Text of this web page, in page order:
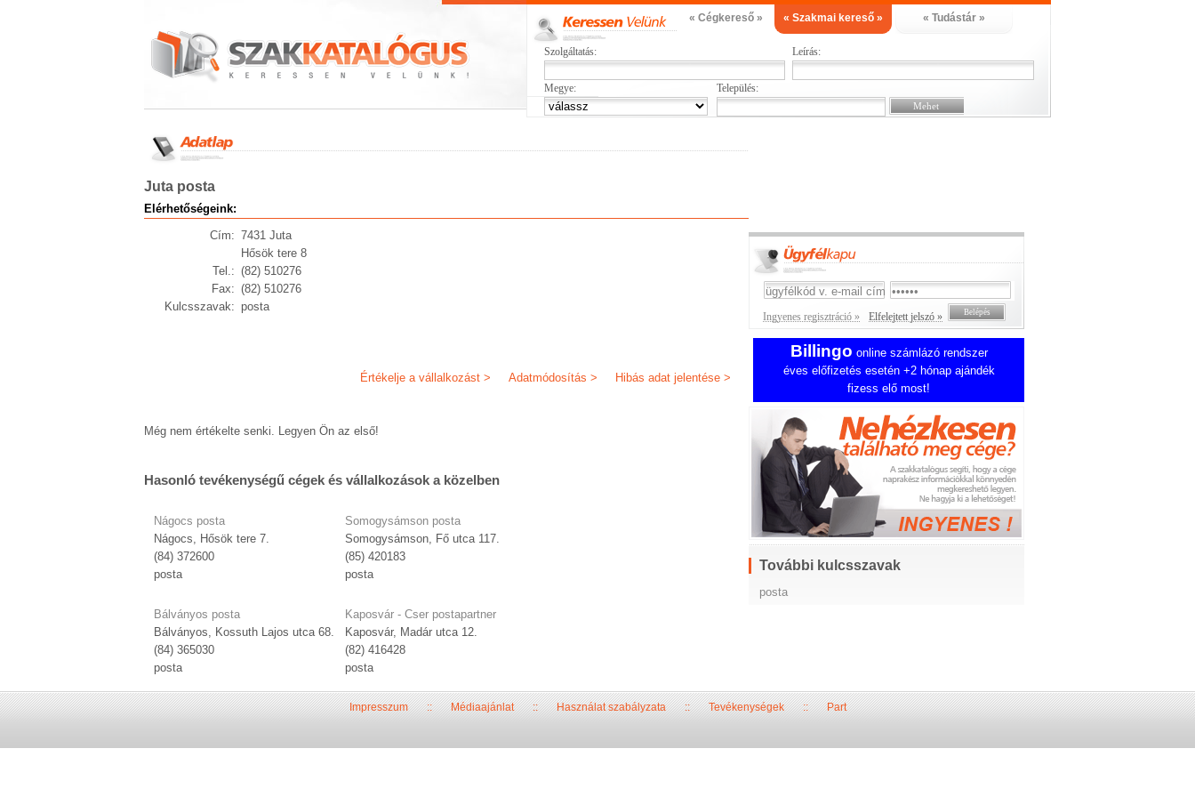
« Cégkereső » « Szakmai kereső » « Tudástár »
Szolgáltatás: Leírás:
Megye: Település:
Juta posta
Elérhetőségeink:
Cím: 7431 Juta
Hősök tere 8
Tel.: (82) 510276
Fax: (82) 510276
Kulcsszavak: posta
Hibás adat jelentése >
Adatmódosítás >
Értékelje a vállalkozást >
Még nem értékelte senki. Legyen Ön az első!
Hasonló tevékenységű cégek és vállalkozások a közelben
Nágocs posta
Nágocs, Hősök tere 7.
(84) 372600
posta
Bálványos posta
Bálványos, Kossuth Lajos utca 68.
(84) 365030
posta
Somogysámson posta
Somogysámson, Fő utca 117.
(85) 420183
posta
Kaposvár - Cser postapartner
Kaposvár, Madár utca 12.
(82) 416428
posta
Ingyenes regisztráció » Elfelejtett jelszó »
Billingo online számlázó rendszer
éves előfizetés esetén +2 hónap ajándék
fizess elő most!
További kulcsszavak
posta
Impresszum::Médiaajánlat::Használat szabályzata::Tevékenységek::Part